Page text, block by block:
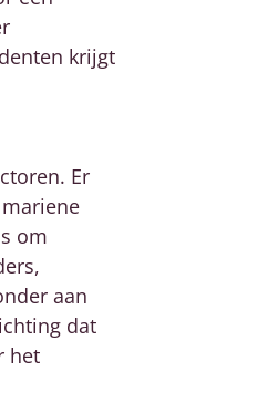
krijgt
Er
om
aan
dat
het